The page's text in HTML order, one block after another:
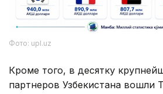
Фото: upl.uz
Кроме того, в десятку
партнеров Узбекистана вошли